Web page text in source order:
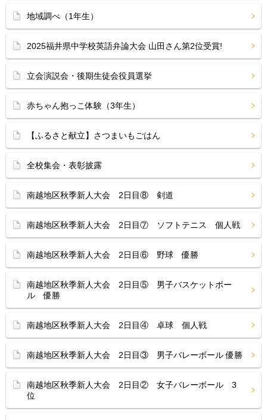
地域調べ（1年生）
2025福井県中学校英語弁論大会 山田さん第2位受賞!
立会演説会・後期生徒会役員選挙
赤ちゃん抱っこ体験（3年生）
【ふるさと献立】さつまいもごはん
全校集会・表彰披露
南越地区秋季新人大会 2日目⑧ 剣道
南越地区秋季新人大会 2日目⑦ ソフトテニス 個人戦
南越地区秋季新人大会 2日目⑥ 野球 優勝
南越地区秋季新人大会 2日目⑤ 男子バスケットボー
ル 優勝
南越地区秋季新人大会 2日目④ 卓球 個人戦
南越地区秋季新人大会 2日目③ 男子バレーボール 優勝
南越地区秋季新人大会 2日目② 女子バレーボール 3
位